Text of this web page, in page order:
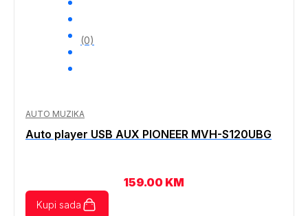
(0)
AUTO MUZIKA
Auto player USB AUX PIONEER MVH-S120UBG
159.00 KM
Kupi sada